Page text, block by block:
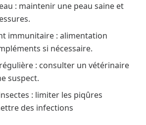
: maintenir une peau saine et
immunitaire : alimentation
si nécessaire.
: consulter un vétérinaire
suspect.
: limiter les piqûres
des infections